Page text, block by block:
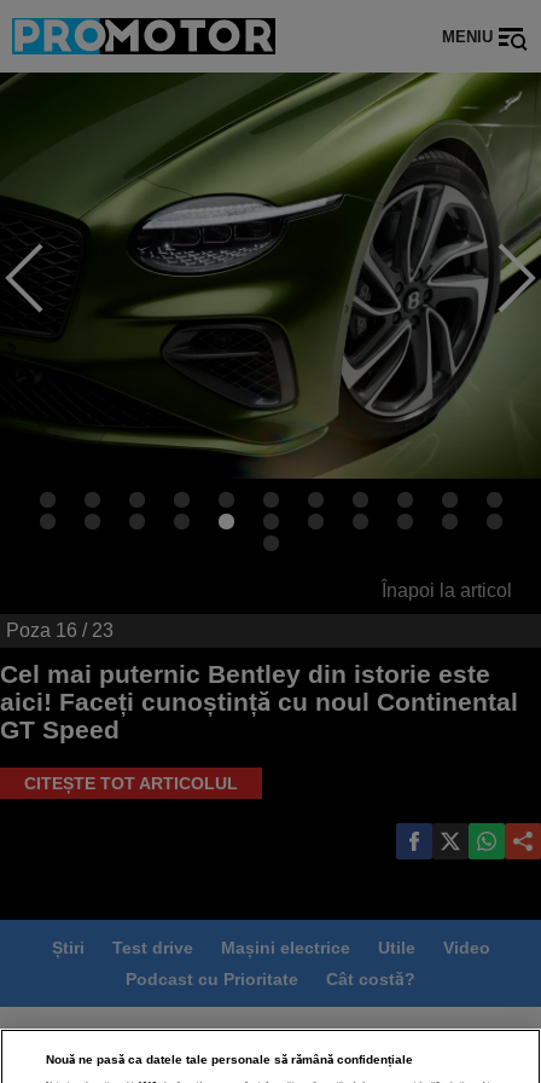
MENIU
Înapoi la articol
Poza 16 / 23
Cel mai puternic Bentley din istorie este
aici! Faceți cunoștință cu noul Continental
GT Speed
CITEȘTE TOT ARTICOLUL
Știri Test drive Mașini electrice Utile
Video
Podcast cu Prioritate
Cât costă?
Termeni si conditii
Politica de confidentialitate
Politica de cookies
Echipa editorială
Nouă ne pasă ca datele tale personale să rămână confidențiale